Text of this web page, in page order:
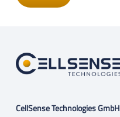
CellSense Technologies GmbH